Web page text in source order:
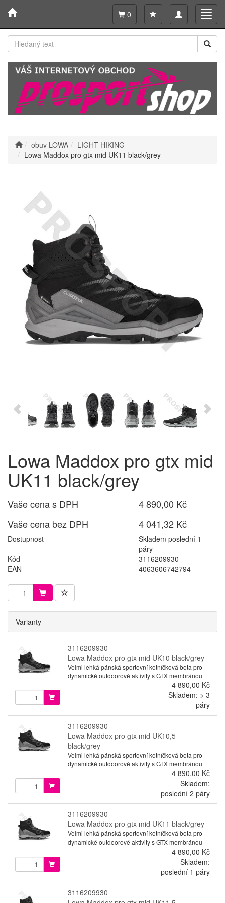
Toggle
navigation
0
obuv LOWA
LIGHT HIKING
Lowa Maddox pro gtx mid UK11 black/grey
Lowa Maddox pro gtx mid
UK11 black/grey
Vaše cena s DPH
4 890,00 Kč
Vaše cena bez DPH
4 041,32 Kč
Dostupnost
Skladem poslední 1
páry
Kód
3116209930
EAN
4063606742794
Varianty
3116209930
Lowa Maddox pro gtx mid UK10 black/grey
Velmi lehká pánská sportovní kotníčková bota pro
dynamické outdoorové aktivity s GTX membránou
4 890,00 Kč
Skladem: > 3
páry
3116209930
Lowa Maddox pro gtx mid UK10,5
black/grey
Velmi lehká pánská sportovní kotníčková bota pro
dynamické outdoorové aktivity s GTX membránou
4 890,00 Kč
Skladem:
poslední 2 páry
3116209930
Lowa Maddox pro gtx mid UK11 black/grey
Velmi lehká pánská sportovní kotníčková bota pro
dynamické outdoorové aktivity s GTX membránou
4 890,00 Kč
Skladem:
poslední 1 páry
3116209930